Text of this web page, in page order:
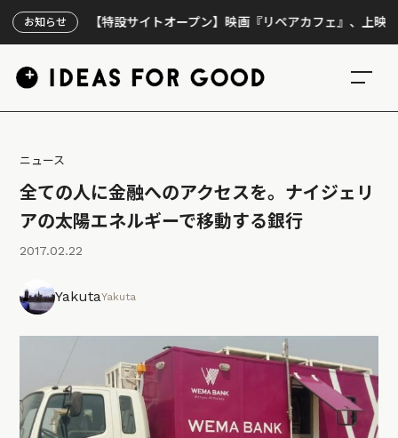
お知らせ
【特設サイトオープン】映画『リペアカフェ』、上映300回の先
ニュース
全ての人に金融へのアクセスを。ナイジェリ
アの太陽エネルギーで移動する銀行
2017.02.22
YakutaYakuta